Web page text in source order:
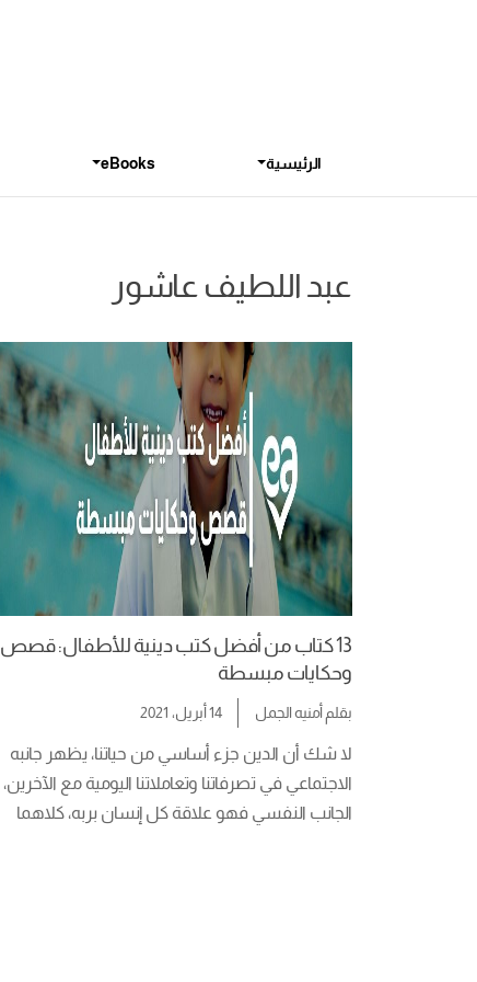
الرئيسية eBooks
عبد اللطيف عاشور
13 كتاب من أفضل كتب دينية للأطفال: قصص
وحكايات مبسطة
بقلم أمنيه الجمل 14 أبريل، 2021